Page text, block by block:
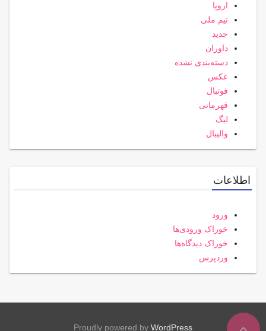
اروپا
تیم ملی
جدید
داوران
دسته‌بندی نشده
عکس
فوتبال
قهرمانی
لیگ
والیبال
اطلاعات
ورود
خوراک ورودی‌ها
خوراک دیدگاه‌ها
وردپرس
Proudly powered by WordPress